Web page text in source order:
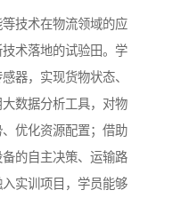
技术在物流领域的应
术落地的试验田。学
器，实现货物状态、
数据分析工具，对物
优化资源配置；借助
的自主决策、运输路
实训项目，学员能够